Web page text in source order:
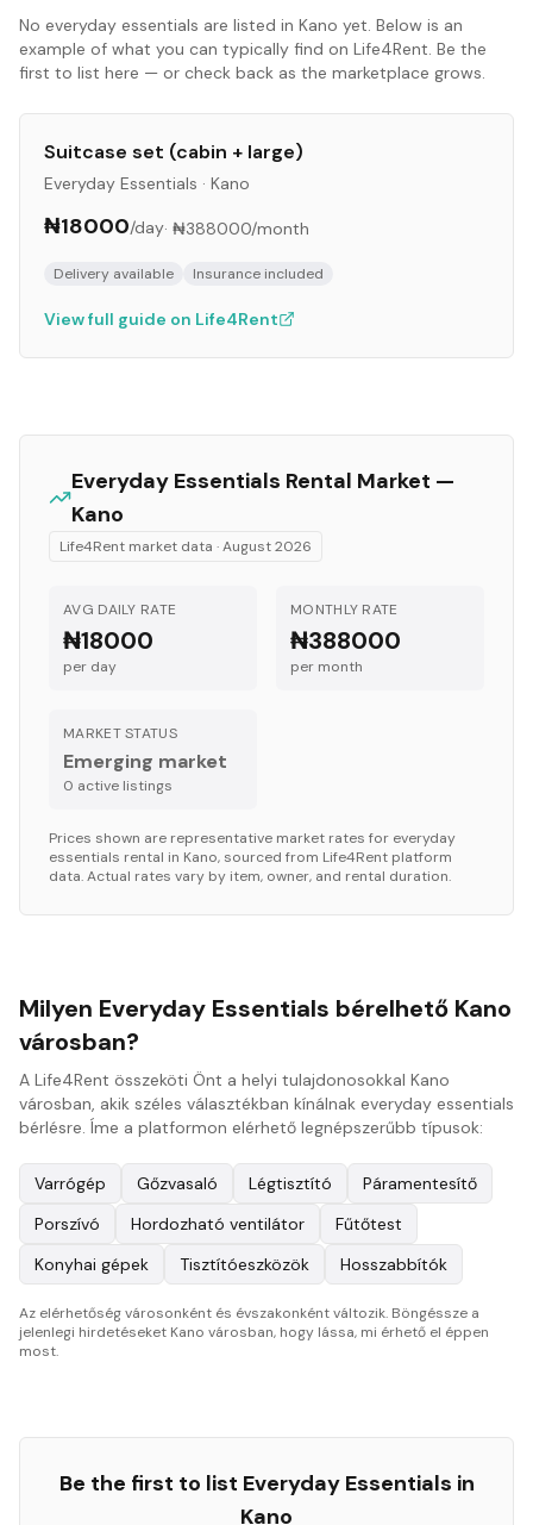
No everyday essentials are listed in Kano yet. Below is an
example of what you can typically find on Life4Rent. Be the
first to list here — or check back as the marketplace grows.
Suitcase set (cabin + large)
Everyday Essentials · Kano
₦18000/day· ₦388000/month
Delivery available Insurance included
View full guide on Life4Rent
Everyday Essentials Rental Market —
Kano
Life4Rent market data ·August 2026
AVG DAILY RATE
₦18000
per day
MONTHLY RATE
₦388000
per month
MARKET STATUS
Emerging market
0 active listings
Prices shown are representative market rates for everyday
essentials rental in Kano, sourced from Life4Rent platform
data. Actual rates vary by item, owner, and rental duration.
Milyen Everyday Essentials bérelhető Kano
városban?
A Life4Rent összeköti Önt a helyi tulajdonosokkal Kano
városban, akik széles választékban kínálnak everyday essentials
bérlésre. Íme a platformon elérhető legnépszerűbb típusok:
Varrógép Gőzvasaló Légtisztító
Páramentesítő
Porszívó
Hordozható ventilátor
Fűtőtest
Konyhai gépek
Tisztítóeszközök Hosszabbítók
Az elérhetőség városonként és évszakonként változik. Böngéssze a
jelenlegi hirdetéseket Kano városban, hogy lássa, mi érhető el éppen
most.
Be the first to list Everyday Essentials in
Kano